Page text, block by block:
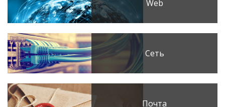
Web
Сеть
Почта